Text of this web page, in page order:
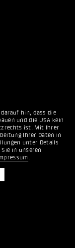
hin, dass die
und die USA kein
ist. Mit Ihrer
Ihrer Daten in
unter Details
in unseren
.